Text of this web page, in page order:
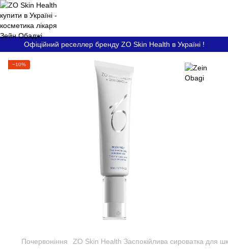
Офіційний реселлер бренду ZO Skin Health в Україні !
−10%
Почервоніння ZO Skin Health Заспокійлива сироватка для